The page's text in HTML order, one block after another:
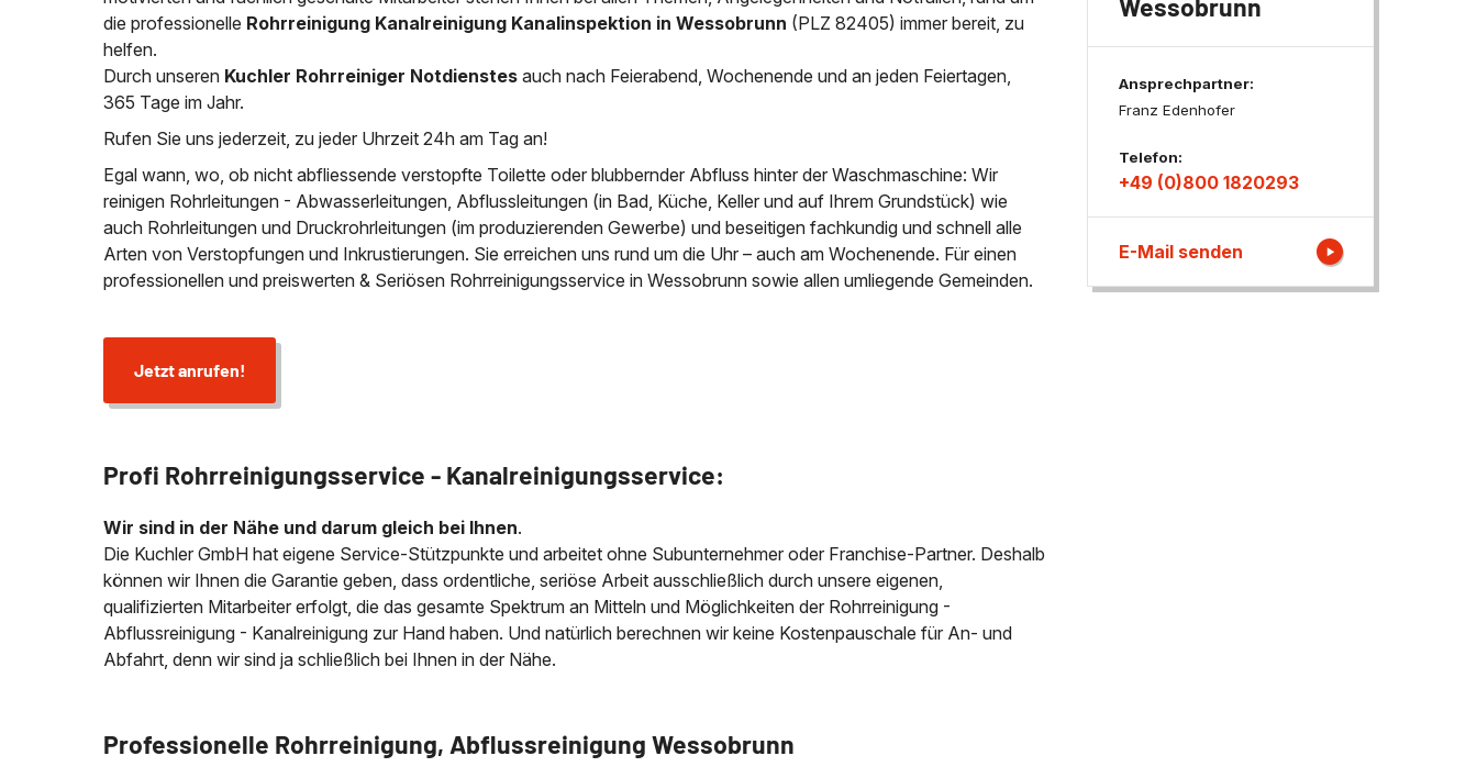
News & Aktuelles
Zertifikate / Bestätigungen
die professionelle Rohrreinigung Kanalreinigung Kanalinspektion in Wessobrunn (PLZ 82405) immer bereit, zu
helfen.
Durch unseren Kuchler Rohrreiniger Notdienstes auch nach Feierabend, Wochenende und an jeden Feiertagen,
365 Tage im Jahr.
Rufen Sie uns jederzeit, zu jeder Uhrzeit 24h am Tag an!
Egal wann, wo, ob nicht abfliessende verstopfte Toilette oder blubbernder Abfluss hinter der Waschmaschine: Wir
reinigen Rohrleitungen - Abwasserleitungen, Abflussleitungen (in Bad, Küche, Keller und auf Ihrem Grundstück) wie
auch Rohrleitungen und Druckrohrleitungen (im produzierenden Gewerbe) und beseitigen fachkundig und schnell alle
Arten von Verstopfungen und Inkrustierungen. Sie erreichen uns rund um die Uhr – auch am Wochenende. Für einen
professionellen und preiswerten & Seriösen Rohrreinigungsservice in Wessobrunn sowie allen umliegende Gemeinden.
Jetzt anrufen!
Profi Rohrreinigungsservice - Kanalreinigungsservice:
Wir sind in der Nähe und darum gleich bei Ihnen.
Die Kuchler GmbH hat eigene Service-Stützpunkte und arbeitet ohne Subunternehmer oder Franchise-Partner. Deshalb
können wir Ihnen die Garantie geben, dass ordentliche, seriöse Arbeit ausschließlich durch unsere eigenen,
qualifizierten Mitarbeiter erfolgt, die das gesamte Spektrum an Mitteln und Möglichkeiten der Rohrreinigung -
Abflussreinigung - Kanalreinigung zur Hand haben. Und natürlich berechnen wir keine Kostenpauschale für An- und
Abfahrt, denn wir sind ja schließlich bei Ihnen in der Nähe.
Professionelle Rohrreinigung, Abflussreinigung Wessobrunn
Wessobrunn
Ansprechpartner:
Franz Edenhofer
Telefon:
+49 (0)800 1820293
E-Mail senden